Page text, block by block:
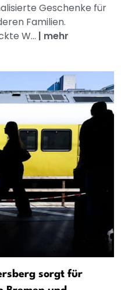
Geschenke für
Familien.
W... | mehr
sorgt für